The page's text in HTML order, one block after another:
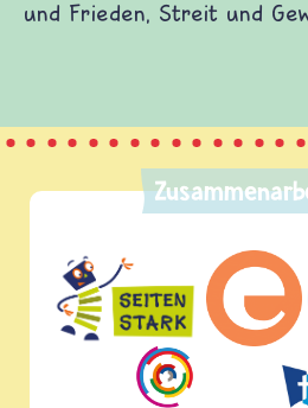
und Frieden, Streit und